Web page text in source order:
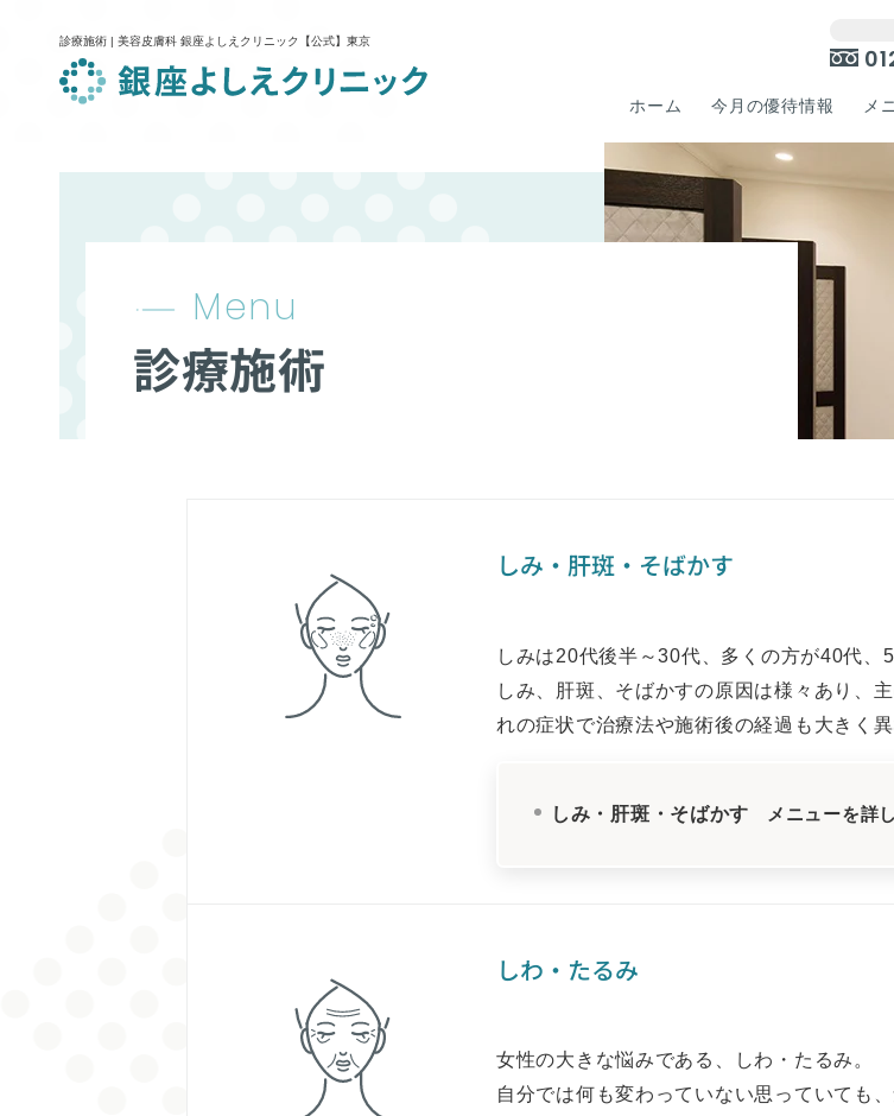
診療施術 | 美容皮膚科 銀座よしえクリニック【公式】東京
ホーム 今月の優待情報 メ
Menu
診療施術
しみ・肝斑・そばかす
しみは20代後半～30代、多くの方が40代、
しみ、肝斑、そばかすの原因は様々あり、
れの症状で治療法や施術後の経過も大きく
しみ・肝斑・そばかす メニューを詳
しわ・たるみ
女性の大きな悩みである、しわ・たるみ。
自分では何も変わっていない思っていても